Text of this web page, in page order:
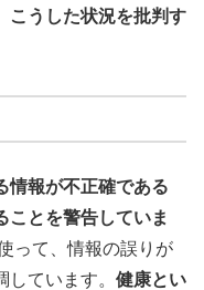
こうした状況を批判す
情報が不正確である
ことを警告していま
って、情報の誤りが
ています。 健康とい